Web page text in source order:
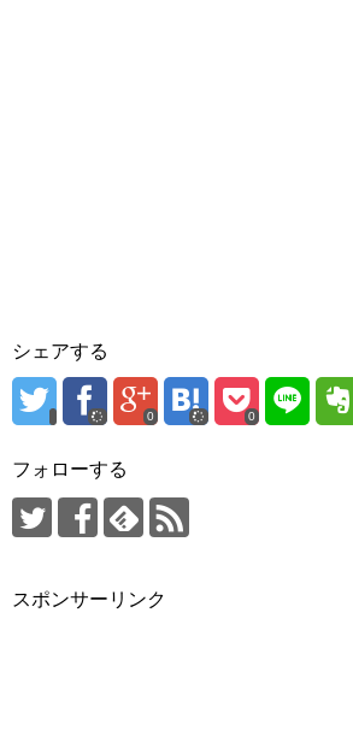
シェアする
0 0
フォローする
スポンサーリンク